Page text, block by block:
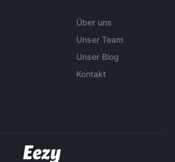
Über uns
Unser Team
Unser Blog
Kontakt